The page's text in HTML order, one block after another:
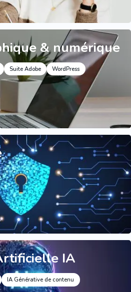
& numérique
Suite Adobe
WordPress
IA
IA Générative de contenu